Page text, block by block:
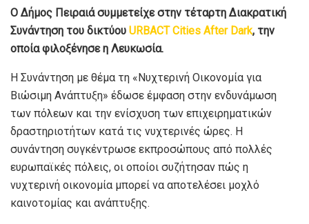
Ο Δήμος Πειραιά συμμετείχε στην τέταρτη Διακρατική
Συνάντηση του δικτύου URBACT Cities After Dark, την
οποία φιλοξένησε η Λευκωσία.
Η Συνάντηση με θέμα τη «Νυχτερινή Οικονομία για
Βιώσιμη Ανάπτυξη» έδωσε έμφαση στην ενδυνάμωση
των πόλεων και την ενίσχυση των επιχειρηματικών
δραστηριοτήτων κατά τις νυχτερινές ώρες. Η
συνάντηση συγκέντρωσε εκπροσώπους από πολλές
ευρωπαϊκές πόλεις, οι οποίοι συζήτησαν πώς η
νυχτερινή οικονομία μπορεί να αποτελέσει μοχλό
καινοτομίας και ανάπτυξης.